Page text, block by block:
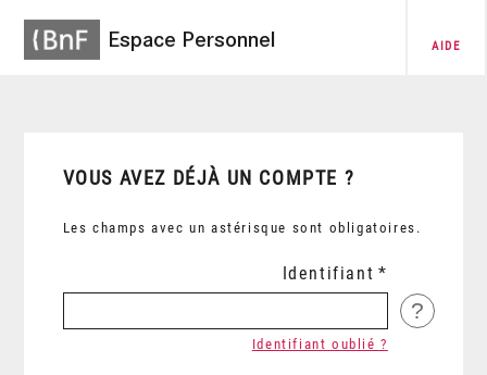
Espace Personnel AIDE
VOUS AVEZ DÉJÀ UN COMPTE ?
Les champs avec un astérisque sont obligatoires.
Identifiant
?
Identifiant oublié ?